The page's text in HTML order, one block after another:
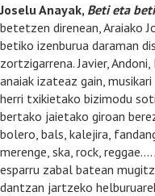
Joselu Anayak, Beti eta
betetzen direnean, Araiako
betiko izenburua daraman
zortzigarrena. Javier,
anaiak izateaz gain,
herri txikietako bizimodu
bertako jaietako giroan
bolero, bals, kalejira,
merenge, ska, rock,
esparru zabal batean
dantzan jartzeko